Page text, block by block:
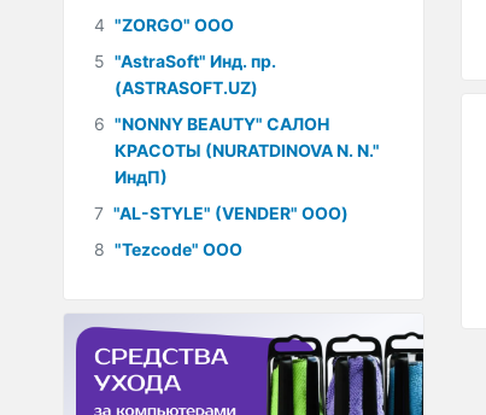
4 "ZORGO" ООО
5 "AstraSoft" Инд. пр.
(ASTRASOFT.UZ)
6 "NONNY BEAUTY" САЛОН
КРАСОТЫ (NURATDINOVA N. N."
ИндП)
7 "AL-STYLE" (VENDER" ООО)
8 "Tezcode" ООО